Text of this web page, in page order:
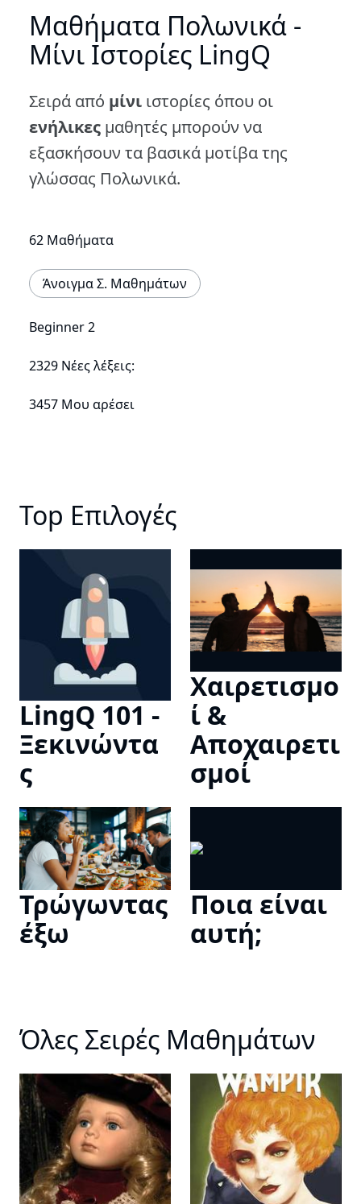
Μαθήματα Πολωνικά -
Μίνι Ιστορίες LingQ
Σειρά από μίνι ιστορίες όπου οι
ενήλικες μαθητές μπορούν να
εξασκήσουν τα βασικά μοτίβα της
γλώσσας Πολωνικά.
62 Μαθήματα
Άνοιγμα Σ. Μαθημάτων
Beginner 2
2329 Νέες λέξεις:
3457 Μου αρέσει
Top Επιλογές
LingQ 101 -
Ξεκινώντα
ς
Χαιρετισμο
ί &
Αποχαιρετι
σμοί
Τρώγωντας
έξω
Ποια είναι
αυτή;
Όλες Σειρές Μαθημάτων